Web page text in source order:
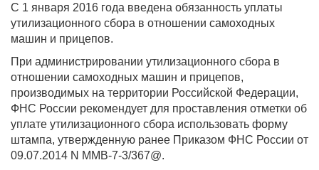
С 1 января 2016 года введена обязанность уплаты
утилизационного сбора в отношении самоходных
машин и прицепов.
При администрировании утилизационного сбора в
отношении самоходных машин и прицепов,
производимых на территории Российской Федерации,
ФНС России рекомендует для проставления отметки об
уплате утилизационного сбора использовать форму
штампа, утвержденную ранее Приказом ФНС России от
09.07.2014 N ММВ-7-3/367@.